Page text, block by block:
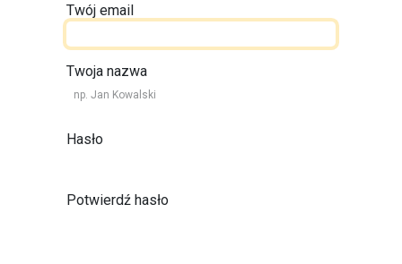
Twój email
Twoja nazwa
Hasło
Potwierdź hasło